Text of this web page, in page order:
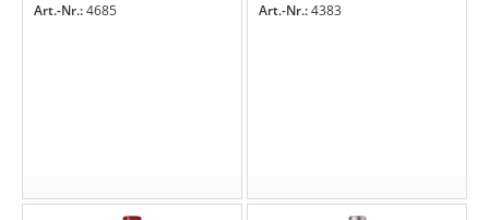
Art.-Nr.:4685 Art.-Nr.:4383